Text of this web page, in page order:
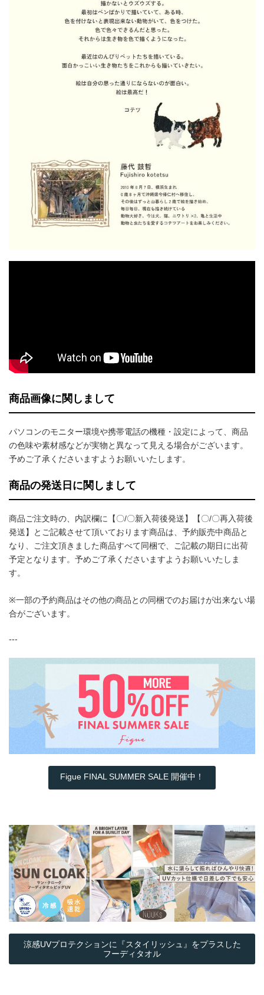
商品画像に関しまして
パソコンのモニター環境や携帯電話の機種・設定によって、商品
の色味や素材感などが実物と異なって見える場合がございます。
予めご了承くださいますようお願いいたします。
商品の発送日に関しまして
商品ご注文時の、内訳欄に【〇/〇新入荷後発送】【〇/〇再入荷後
発送】とご記載させて頂いております商品は、予約販売中商品と
なり、ご注文頂きました商品すべて同梱で、ご記載の期日に出荷
予定となります。予めご了承くださいますようお願いいたしま
す。
※一部の予約商品はその他の商品との同梱でのお届けが出来ない場
合がございます。
---
Figue FINAL SUMMER SALE 開催中！
涼感UVプロテクションに『スタイリッシュ』をプラスした
フーディタオル